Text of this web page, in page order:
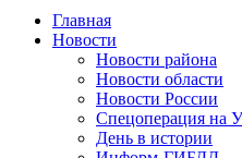
Главная
Новости
Новости района
Новости области
Новости России
Спецоперация на
День в истории